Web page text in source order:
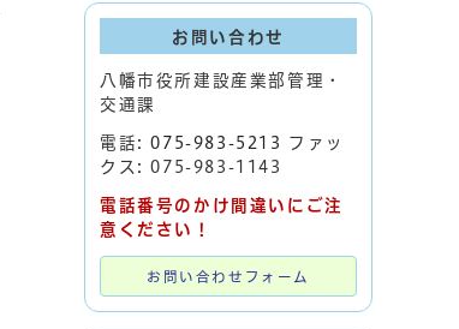
お問い合わせ
八幡市役所建設産業部管理・
交通課
電話:075-983-5213
ファッ
クス: 075-983-1143
電話番号のかけ間違いにご注
意ください！
お問い合わせフォーム